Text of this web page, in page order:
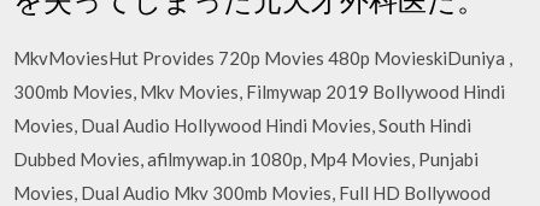
MkvMoviesHut Provides 720p Movies 480p MovieskiDuniya ,
300mb Movies, Mkv Movies, Filmywap 2019 Bollywood Hindi
Movies, Dual Audio Hollywood Hindi Movies, South Hindi
Dubbed Movies, afilmywap.in 1080p, Mp4 Movies, Punjabi
Movies, Dual Audio Mkv 300mb Movies, Full HD Bollywood